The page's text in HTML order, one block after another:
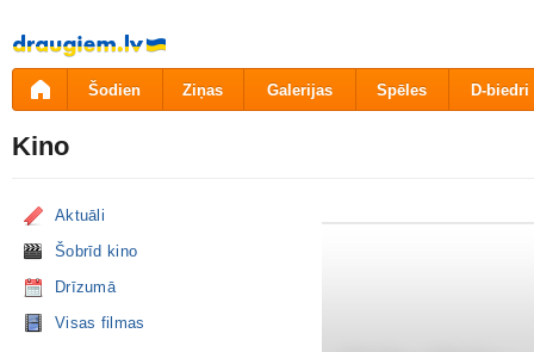
Pāriet
uz
saturu
Šodien Ziņas Galerijas Spēles D-biedri
Kino
Aktuāli
Šobrīd kino
Drīzumā
Visas filmas